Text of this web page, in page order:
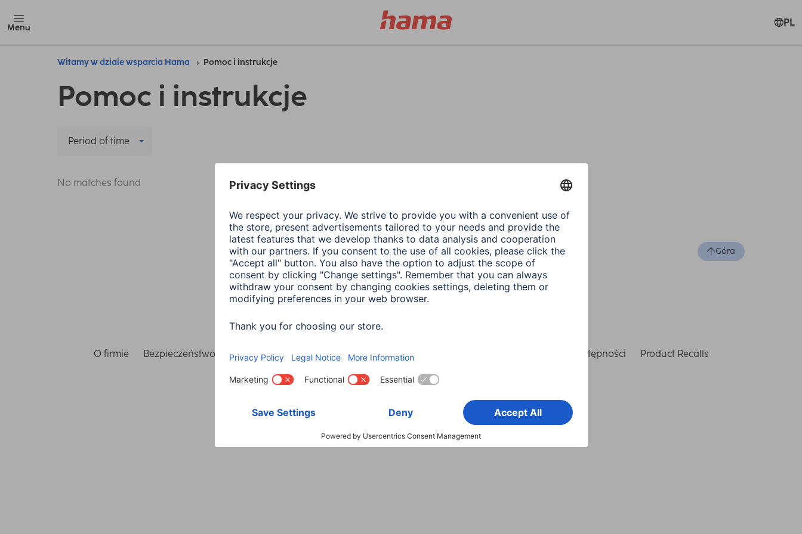
Menu PL
Witamy w dziale wsparcia Hama Pomoc i instrukcje
Pomoc i instrukcje
Period of time
No matches found
Góra
Wybierz kraj
O firmie Bezpieczeństwo i ochrona danych Warunki gwarancji Deklaracje zgodności Deklaracja dostępności Product Recalls